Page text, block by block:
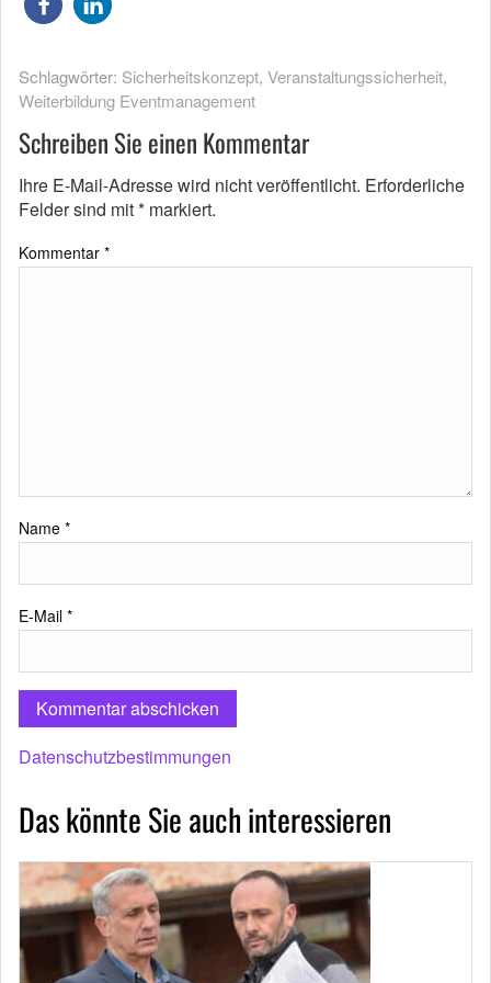
Schlagwörter: Sicherheitskonzept, Veranstaltungssicherheit,
Weiterbildung Eventmanagement
Schreiben Sie einen Kommentar
Ihre E-Mail-Adresse wird nicht veröffentlicht. Erforderliche
Felder sind mit* markiert.
Kommentar *
Name *
E-Mail *
Datenschutzbestimmungen
Das könnte Sie auch interessieren